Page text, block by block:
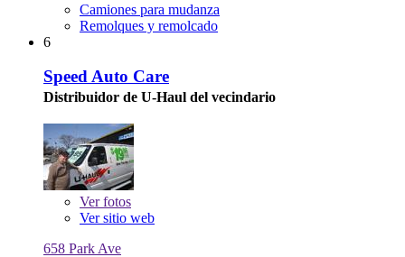
Camiones para mudanza
Remolques y remolcado
6
Speed Auto Care
Distribuidor de U-Haul del vecindario
Verfotos
Ver sitio web
658 Park Ave